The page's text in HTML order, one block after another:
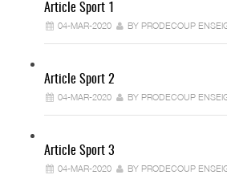
Article Sport 1
04-MAR-2020 BY PRODECOUP
Article Sport 2
04-MAR-2020 BY PRODECOUP
Article Sport 3
04-MAR-2020 BY PRODECOUP